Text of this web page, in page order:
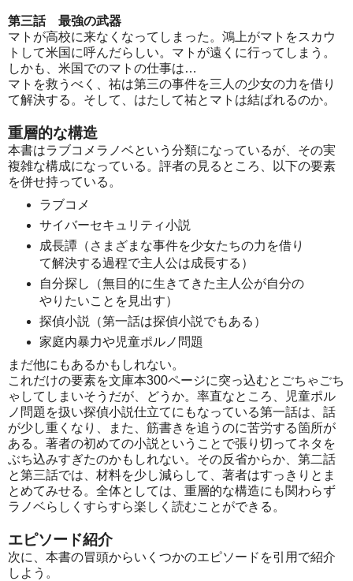
第三話 最強の武器
マトが高校に来なくなってしまった。鴻上がマトをスカウ
トして米国に呼んだらしい。マトが遠くに行ってしまう。
しかも、米国でのマトの仕事は…
マトを救うべく、祐は第三の事件を三人の少女の力を借り
て解決する。そして、はたして祐とマトは結ばれるのか。
重層的な構造
本書はラブコメラノベという分類になっているが、その実
複雑な構成になっている。評者の見るところ、以下の要素
を併せ持っている。
ラブコメ
サイバーセキュリティ小説
成長譚（さまざまな事件を少女たちの力を借り
て解決する過程で主人公は成長する）
自分探し（無目的に生きてきた主人公が自分の
やりたいことを見出す）
探偵小説（第一話は探偵小説でもある）
家庭内暴力や児童ポルノ問題
まだ他にもあるかもしれない。
これだけの要素を文庫本300ページに突っ込むとごちゃごち
ゃしてしまいそうだが、どうか。率直なところ、児童ポル
ノ問題を扱い探偵小説仕立てにもなっている第一話は、話
が少し重くなり、また、筋書きを追うのに苦労する箇所が
ある。著者の初めての小説ということで張り切ってネタを
ぶち込みすぎたのかもしれない。その反省からか、第二話
と第三話では、材料を少し減らして、著者はすっきりとま
とめてみせる。全体としては、重層的な構造にも関わらず
ラノベらしくすらすら楽しく読むことができる。
エピソード紹介
次に、本書の冒頭からいくつかのエピソードを引用で紹介
しよう。